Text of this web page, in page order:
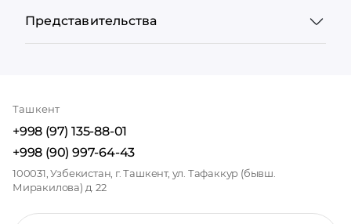
Представительства
Ташкент
+998 (97) 135-88-01
+998 (90) 997-64-43
100031, Узбекистан, г. Ташкент, ул. Тафаккур (бывш.
Миракилова) д. 22